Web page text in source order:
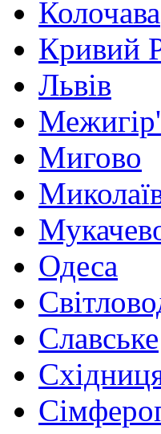
Колочава
Кривий
Львів
Мигово
Одеса
Славське